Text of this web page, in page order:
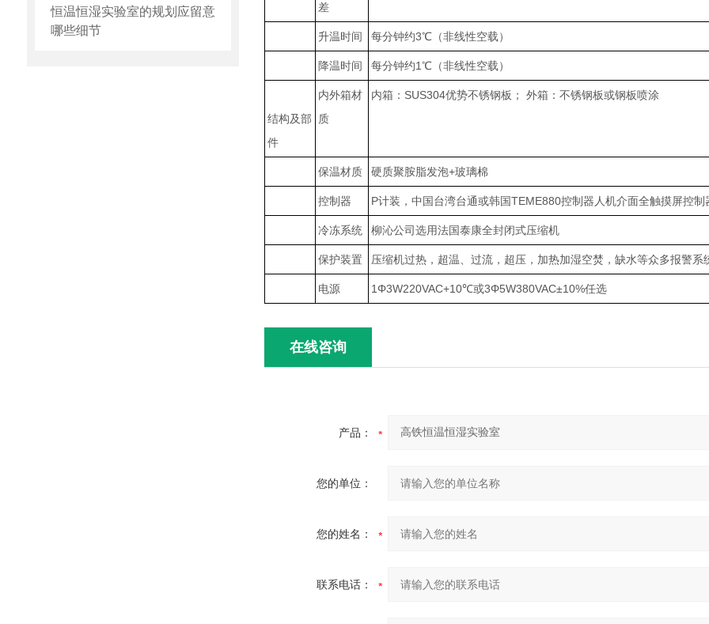
差
升温时间 每分钟约3℃（非线性空载）
降温时间 每分钟约1℃（非线性空载）
结构及部
件
内外箱材
质
内箱：SUS304优势不锈钢板； 外箱：不锈钢板或钢板喷涂
保温材质 硬质聚胺脂发泡+玻璃棉
控制器 P计装，中国台湾台通或韩国TEME880控制器人机介面全触摸屏控制
冷冻系统 柳沁公司选用法国泰康全封闭式压缩机
保护装置 压缩机过热，超温、过流，超压，加热加湿空焚，缺水等众多报警系
电源 1Φ3W220VAC+10℃或3Φ5W380VAC±10%任选
在线咨询
产品：
您的单位：
您的姓名：
联系电话：
恒温恒湿实验室的规划应留意
哪些细节